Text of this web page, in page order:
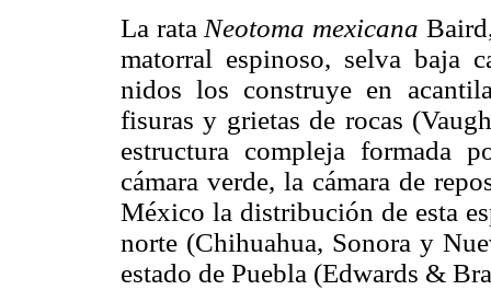
La rata Neotoma mexicana
matorral espinoso, selva baja
nidos los construye en
fisuras y grietas de rocas
estructura compleja formada
cámara verde, la cámara de
México la distribución de esta
norte (Chihuahua, Sonora y
estado de Puebla (Edwards &